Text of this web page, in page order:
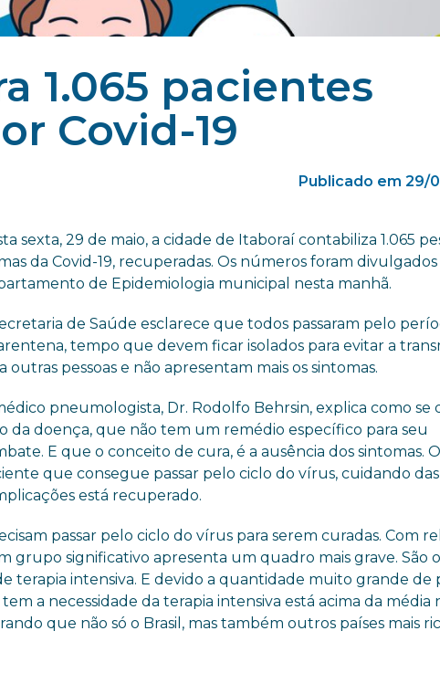
1.065 pacientes
Covid-19
Publicado em 29/
sexta, 29 de maio, a cidade de Itaboraí contabiliza 1.065
da Covid-19, recuperadas. Os números foram
de Epidemiologia municipal nesta manhã.
de Saúde esclarece que todos passaram pelo
tempo que devem ficar isolados para evitar a
outras pessoas e não apresentam mais os sintomas.
pneumologista, Dr. Rodolfo Behrsin, explica como se
da doença, que não tem um remédio específico para seu
E que o conceito de cura, é a ausência dos sintomas. O
que consegue passar pelo ciclo do vírus, cuidando das
está recuperado.
passar pelo ciclo do vírus para serem curadas. Com
grupo significativo apresenta um quadro mais grave. São
terapia intensiva. E devido a quantidade muito grande de
a necessidade da terapia intensiva está acima da média
que não só o Brasil, mas também outros países mais